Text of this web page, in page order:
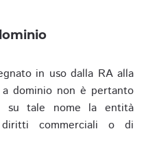
in uso dalla RA alla
dominio non è pertanto
su tale nome la entità
diritti commerciali o di